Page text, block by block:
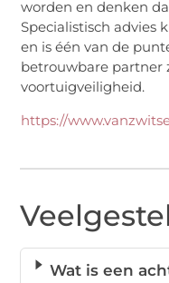
worden en denken
Specialistisch advies
en is één van de
betrouwbare partner
voortuigveiligheid.
https://
Wat is een